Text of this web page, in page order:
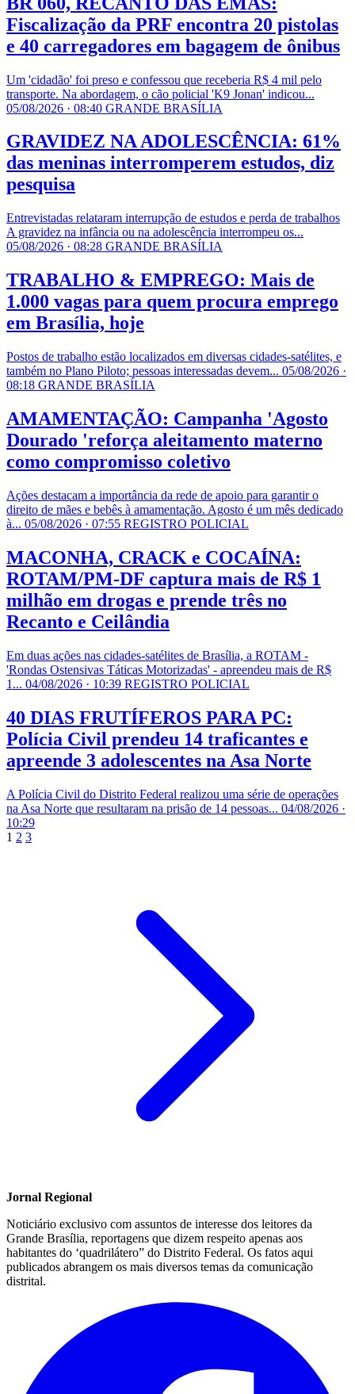
Fiscalização da PRF encontra 20 pistolas
e 40 carregadores em bagagem de ônibus
Um 'cidadão' foi preso e confessou que receberia R$ 4 mil pelo
transporte. Na abordagem, o cão policial 'K9 Jonan' indicou...
05/08/2026 · 08:40 GRANDE BRASÍLIA
GRAVIDEZ NA ADOLESCÊNCIA: 61%
das meninas interromperem estudos, diz
pesquisa
Entrevistadas relataram interrupção de estudos e perda de trabalhos
A gravidez na infância ou na adolescência interrompeu os...
05/08/2026 · 08:28 GRANDE BRASÍLIA
TRABALHO & EMPREGO: Mais de
1.000 vagas para quem procura emprego
em Brasília, hoje
Postos de trabalho estão localizados em diversas cidades-satélites, e
também no Plano Piloto; pessoas interessadas devem... 05/08/2026 ·
08:18 GRANDE BRASÍLIA
AMAMENTAÇÃO: Campanha 'Agosto
Dourado 'reforça aleitamento materno
como compromisso coletivo
Ações destacam a importância da rede de apoio para garantir o
direito de mães e bebês à amamentação. Agosto é um mês dedicado
à... 05/08/2026 · 07:55 REGISTRO POLICIAL
MACONHA, CRACK e COCAÍNA:
ROTAM/PM-DF captura mais de R$ 1
milhão em drogas e prende três no
Recanto e Ceilândia
Em duas ações nas cidades-satélites de Brasília, a ROTAM -
'Rondas Ostensivas Táticas Motorizadas' - apreendeu mais de R$
1... 04/08/2026 · 10:39 REGISTRO POLICIAL
40 DIAS FRUTÍFEROS PARA PC:
Polícia Civil prendeu 14 traficantes e
apreende 3 adolescentes na Asa Norte
A Polícia Civil do Distrito Federal realizou uma série de operações
na Asa Norte que resultaram na prisão de 14 pessoas... 04/08/2026 ·
10:29
1 2 3
Jornal Regional
Noticiário exclusivo com assuntos de interesse dos leitores da
Grande Brasília, reportagens que dizem respeito apenas aos
habitantes do ‘quadrilátero” do Distrito Federal. Os fatos aqui
publicados abrangem os mais diversos temas da comunicação
distrital.